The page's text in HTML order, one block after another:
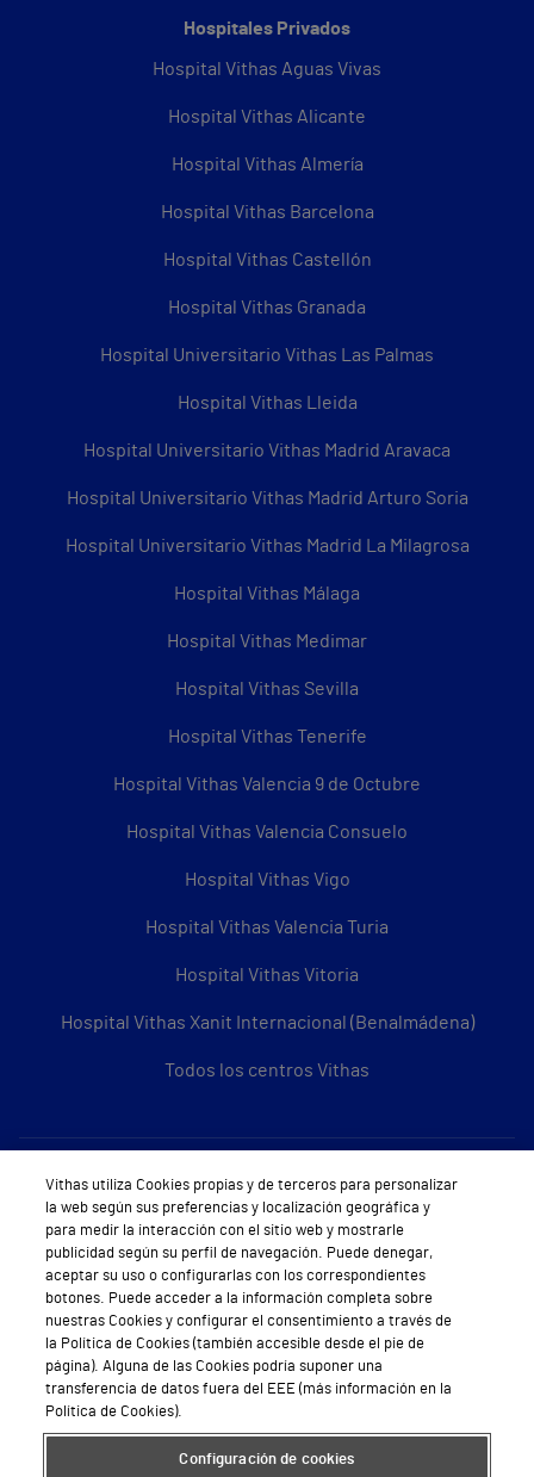
Hospitales Privados
Hospital Vithas Aguas Vivas
Hospital Vithas Alicante
Hospital Vithas Almería
Hospital Vithas Barcelona
Hospital Vithas Castellón
Hospital Vithas Granada
Hospital Universitario Vithas Las Palmas
Hospital Vithas Lleida
Hospital Universitario Vithas Madrid Aravaca
Hospital Universitario Vithas Madrid Arturo Soria
Hospital Universitario Vithas Madrid La Milagrosa
Hospital Vithas Málaga
Hospital Vithas Medimar
Hospital Vithas Sevilla
Hospital Vithas Tenerife
Hospital Vithas Valencia 9 de Octubre
Hospital Vithas Valencia Consuelo
Hospital Vithas Vigo
Hospital Vithas Valencia Turia
Hospital Vithas Vitoria
Hospital Vithas Xanit Internacional (Benalmádena)
Todos los centros Vithas
Sobre Vithas
Quiénes somos
Trabajar en Vithas
Teléfono Cita Médica
Teléfono Atención al Cliente
Política de seguridad y salud en el trabajo
Conoce a Supervita
Vithas utiliza Cookies propias y de terceros para personalizar
la web según sus preferencias y localización geográfica y
para medir la interacción con el sitio web y mostrarle
publicidad según su perfil de navegación. Puede denegar,
aceptar su uso o configurarlas con los correspondientes
botones. Puede acceder a la información completa sobre
nuestras Cookies y configurar el consentimiento a través de
la Política de Cookies (también accesible desde el pie de
página). Alguna de las Cookies podría suponer una
transferencia de datos fuera del EEE (más información en la
Política de Cookies).
Configuración de cookies